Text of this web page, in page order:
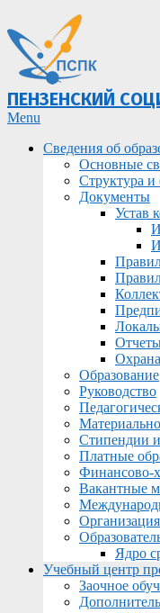
ПЕНЗЕНСКИЙ
Primary
Menu
Menu
Сведения об
Основные
Структура и
Документы
Устав
Образование
Руководство
Стипендии
Платные
Финансово-
Вакантные
Ядро
Учебный центр
Заочное